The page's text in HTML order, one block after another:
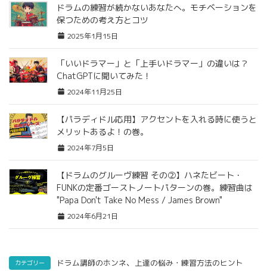
ドラムの練習が続かないあなたへ。モチベーションを
保つための考え方とコツ
2025年1月15日
「いいドラマー」と「上手いドラマー」の違いは？
ChatGPTに聞いてみた！
2024年11月25日
【パラディドル応用】アクセントを入れる時に使うと
メリットあるよ！の巻。
2024年7月5日
【ドラムのグルーヴ練習 その②】ハネたビート・
FUNKの定番ゴーストノートパターンの巻。練習曲は
"Papa Don't Take No Mess / James Brown"
2024年6月21日
カテゴリー ドラム講師のホンネ、 上達の悩み・練習方法のヒント